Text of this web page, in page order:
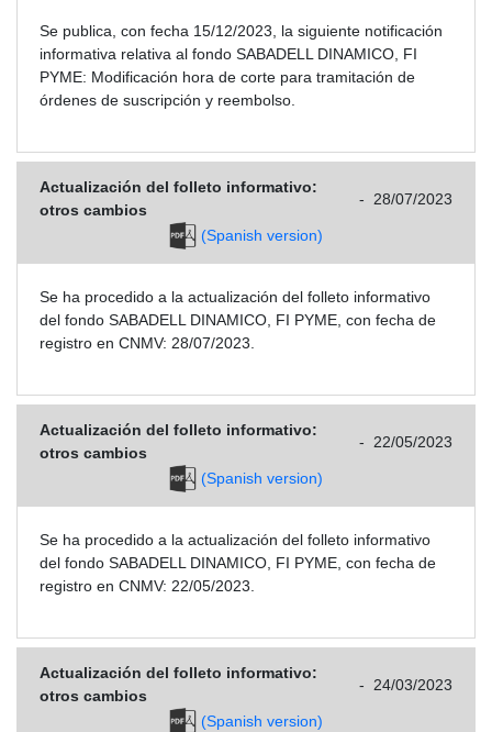
Se publica, con fecha 15/12/2023, la siguiente notificación
informativa relativa al fondo SABADELL DINAMICO, FI
PYME: Modificación hora de corte para tramitación de
órdenes de suscripción y reembolso.
Actualización del folleto informativo:
otros cambios
- 28/07/2023
(Spanish version)
Se ha procedido a la actualización del folleto informativo
del fondo SABADELL DINAMICO, FI PYME, con fecha de
registro en CNMV: 28/07/2023.
Actualización del folleto informativo:
otros cambios
- 22/05/2023
(Spanish version)
Se ha procedido a la actualización del folleto informativo
del fondo SABADELL DINAMICO, FI PYME, con fecha de
registro en CNMV: 22/05/2023.
Actualización del folleto informativo:
otros cambios
- 24/03/2023
(Spanish version)